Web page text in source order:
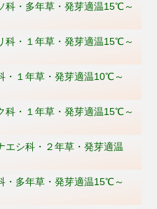
科・多年草・発芽適温15℃～
科・１年草・発芽適温15℃～
・１年草・発芽適温10℃～
科・１年草・発芽適温15℃～
エシ科・２年草・発芽適温
・多年草・発芽適温15℃～